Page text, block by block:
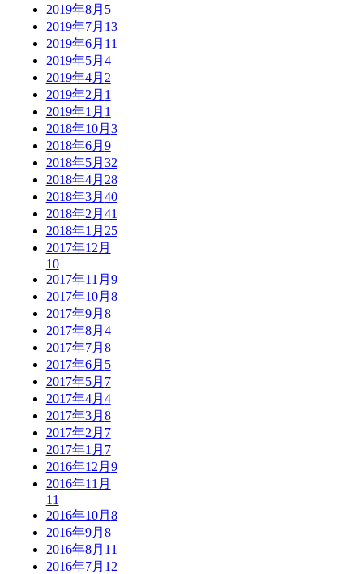
2019年8月 5
2019年7月 13
2019年6月 11
2019年5月 4
2019年4月 2
2019年2月 1
2019年1月 1
2018年10月 3
2018年6月 9
2018年5月 32
2018年4月 28
2018年3月 40
2018年2月 41
2018年1月 25
2017年12月
10
2017年11月 9
2017年10月 8
2017年9月 8
2017年8月 4
2017年7月 8
2017年6月 5
2017年5月 7
2017年4月 4
2017年3月 8
2017年2月 7
2017年1月 7
2016年12月 9
2016年11月
11
2016年10月 8
2016年9月 8
2016年8月 11
2016年7月 12